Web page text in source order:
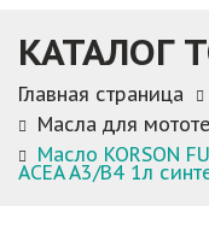
КАТАЛОГ
Главная страница
Масла для
Масло KORSON
ACEA A3/B4 1л